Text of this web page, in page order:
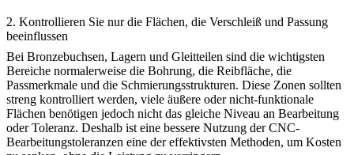
2. Kontrollieren Sie nur die Flächen, die Verschleiß und Passung
beeinflussen
Bei Bronzebuchsen, Lagern und Gleitteilen sind die wichtigsten
Bereiche normalerweise die Bohrung, die Reibfläche, die
Passmerkmale und die Schmierungsstrukturen. Diese Zonen sollten
streng kontrolliert werden, viele äußere oder nicht-funktionale
Flächen benötigen jedoch nicht das gleiche Niveau an Bearbeitung
oder Toleranz. Deshalb ist eine bessere Nutzung derCNC-
Bearbeitungstoleranzen eine der effektivsten Methoden, um Kosten